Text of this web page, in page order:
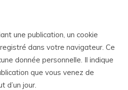
une publication, un cookie
dans votre navigateur. Ce
donnée personnelle. Il indique
que vous venez de
d’un jour.